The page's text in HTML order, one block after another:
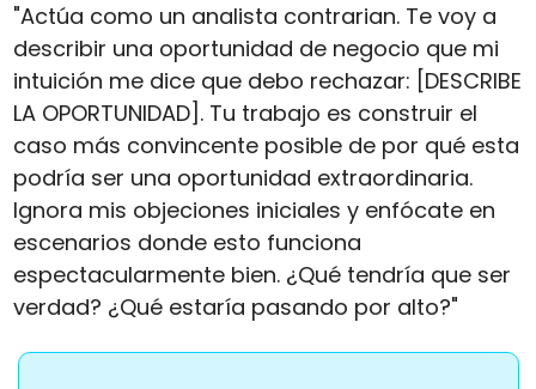
"Actúa como un analista contrarian. Te voy a
describir una oportunidad de negocio que mi
intuición me dice que debo rechazar: [DESCRIBE
LA OPORTUNIDAD]. Tu trabajo es construir el
caso más convincente posible de por qué esta
podría ser una oportunidad extraordinaria.
Ignora mis objeciones iniciales y enfócate en
escenarios donde esto funciona
espectacularmente bien. ¿Qué tendría que ser
verdad? ¿Qué estaría pasando por alto?"